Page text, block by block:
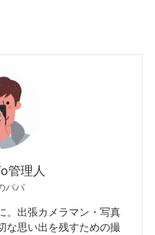
管理人
パパ
。出張カメラマン・写真
な思い出を残すための撮